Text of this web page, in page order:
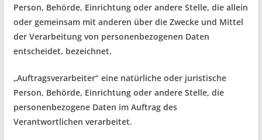
Person, Behörde, Einrichtung oder andere Stelle, die allein
oder gemeinsam mit anderen über die Zwecke und Mittel
der Verarbeitung von personenbezogenen Daten
entscheidet, bezeichnet.
„Auftragsverarbeiter“ eine natürliche oder juristische
Person, Behörde, Einrichtung oder andere Stelle, die
personenbezogene Daten im Auftrag des
Verantwortlichen verarbeitet.